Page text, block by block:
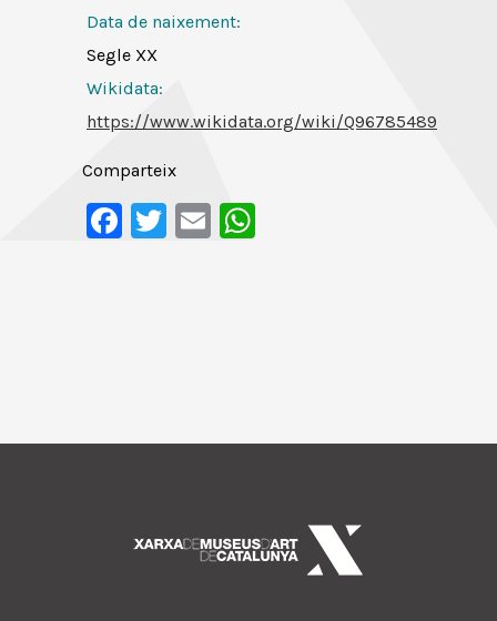
Data de naixement:
Segle XX
Wikidata:
https://www.wikidata.org/wiki/Q96785489
Comparteix
Facebook
Twitter
Email